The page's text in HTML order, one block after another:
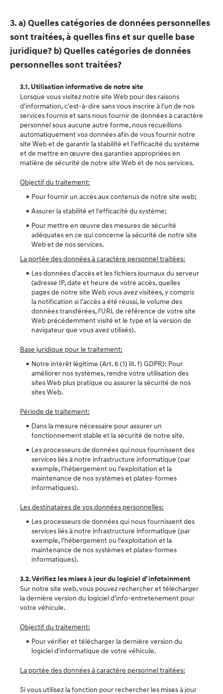
3. a) Quelles catégories de données personnelles
sont traitées, à quelles fins et sur quelle base
juridique? b) Quelles catégories de données
personnelles sont traitées?
3.1. Utilisation informative de notre site
Lorsque vous visitez notre site Web pour des raisons
d'information, c'est-à-dire sans vous inscrire à l'un de nos
services fournis et sans nous fournir de données à caractère
personnel sous aucune autre forme, nous recueillons
automatiquement vos données afin de vous fournir notre
site Web et de garantir la stabilité et l'efficacité du système
et de mettre en œuvre des garanties appropriées en
matière de sécurité de notre site Web et de nos services.
Objectif du traitement:
Pour fournir un accès aux contenus de notre site web;
Assurer la stabilité et l'efficacité du système;
Pour mettre en œuvre des mesures de sécurité
adéquates en ce qui concerne la sécurité de notre site
Web et de nos services.
La portée des données à caractère personnel traitées:
Les données d'accès et les fichiers journaux du serveur
(adresse IP, date et heure de votre accès, quelles
pages de notre site Web vous avez visitées, y compris
la notification si l'accès a été réussi, le volume des
données transférées, l'URL de référence de votre site
Web précédemment visité et le type et la version de
navigateur que vous avez utilisés).
Base juridique pour le traitement:
Notre intérêt légitime (Art. 6 (1) lit. f) GDPR): Pour
améliorer nos systèmes, rendre votre utilisation des
sites Web plus pratique ou assurer la sécurité de nos
sites Web.
Période de traitement:
Dans la mesure nécessaire pour assurer un
fonctionnement stable et la sécurité de notre site.
Les processeurs de données qui nous fournissent des
services liés à notre infrastructure informatique (par
exemple, l'hébergement ou l'exploitation et la
maintenance de nos systèmes et plates-formes
informatiques).
Les destinataires de vos données personnelles:
Les processeurs de données qui nous fournissent des
services liés à notre infrastructure informatique (par
exemple, l'hébergement ou l'exploitation et la
maintenance de nos systèmes et plates-formes
informatiques).
3.2. Vérifiez les mises à jour du logiciel d' infotainment
Sur notre site web, vous pouvez rechercher et télécharger
la dernière version du logiciel d'info-entretenement pour
votre véhicule.
Objectif du traitement:
Pour vérifier et télécharger la dernière version du
logiciel d'informatique de votre véhicule.
La portée des données à caractère personnel traitées:
Si vous utilisez la fonction pour rechercher les mises à jour